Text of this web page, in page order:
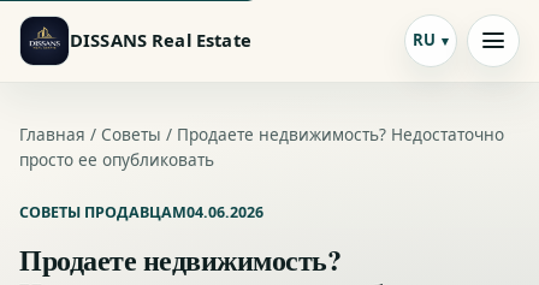
DISSANS Real Estate RU
Главная / Советы / Продаете недвижимость? Недостаточно
просто ее опубликовать
СОВЕТЫ ПРОДАВЦАМ04.06.2026
Продаете недвижимость?